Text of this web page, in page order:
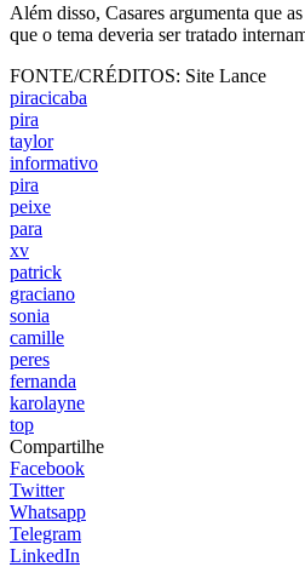
Além disso, Casares argumenta que
que o tema deveria ser tratado
FONTE/CRÉDITOS: Site Lance
piracicaba
pira
taylor
informativo
pira
peixe
para
xv
patrick
graciano
sonia
camille
peres
fernanda
karolayne
top
Compartilhe
Facebook
Twitter
Whatsapp
Telegram
LinkedIn